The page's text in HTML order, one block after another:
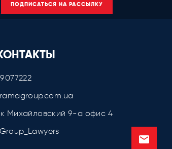
ПОДПИСАТЬСЯ НА РАССЫЛКУ
Михайловский 9-a офис 4